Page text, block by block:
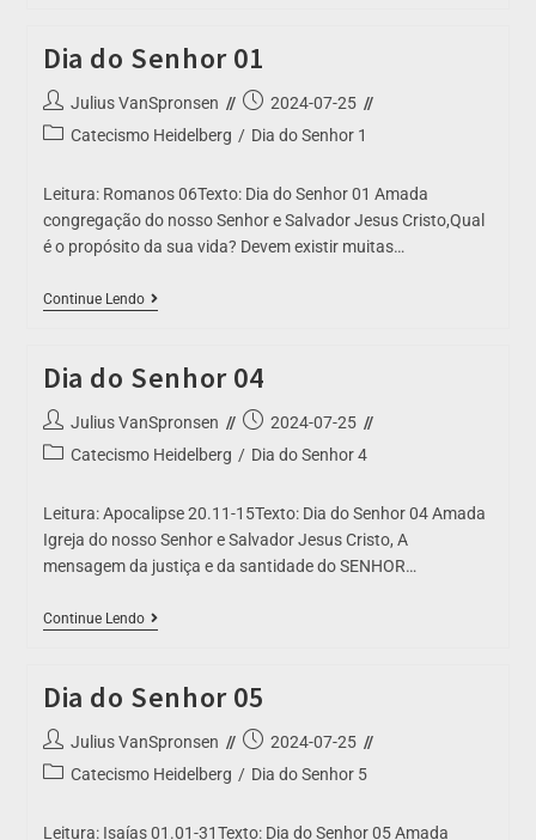
Dia do Senhor 01
Julius VanSpronsen
2024-07-25
Catecismo Heidelberg / Dia do Senhor 1
Leitura: Romanos 06Texto: Dia do Senhor 01 Amada
congregação do nosso Senhor e Salvador Jesus Cristo,Qual
é o propósito da sua vida? Devem existir muitas…
Continue Lendo
Dia do Senhor 04
Julius VanSpronsen
2024-07-25
Catecismo Heidelberg / Dia do Senhor 4
Leitura: Apocalipse 20.11-15Texto: Dia do Senhor 04 Amada
Igreja do nosso Senhor e Salvador Jesus Cristo, A
mensagem da justiça e da santidade do SENHOR…
Continue Lendo
Dia do Senhor 05
Julius VanSpronsen
2024-07-25
Catecismo Heidelberg / Dia do Senhor 5
Leitura: Isaías 01.01-31Texto: Dia do Senhor 05 Amada